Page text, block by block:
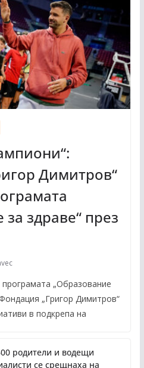
Димитров“
здраве“ през
„Образование
„Григор Димитров“
в подкрепа на
родители и водещи
се срещнаха на